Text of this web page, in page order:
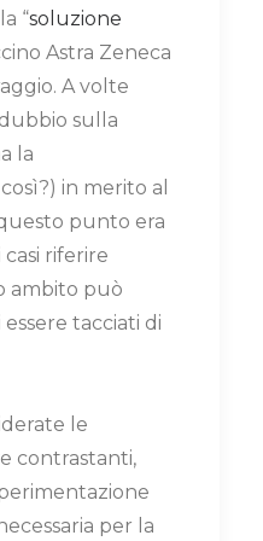
“soluzione
Astra Zeneca
A volte
sulla
la
in merito al
punto era
riferire
ambito può
tacciati di
le
contrastanti,
per la